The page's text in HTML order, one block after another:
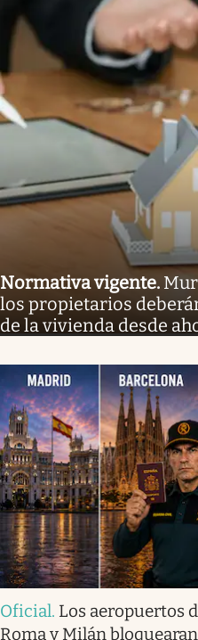
Normativa vigente.
los propietarios
de la vivienda desde
Oficial. Los aeropuertos
Roma y Milán